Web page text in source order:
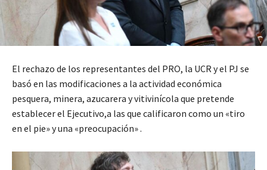
El rechazo de los representantes del PRO, la UCR y el PJ se
basó en las modificaciones a la actividad económica
pesquera, minera, azucarera y vitivinícola que pretende
establecer el Ejecutivo,a las que calificaron como un «tiro
en el pie» y una «preocupación» .